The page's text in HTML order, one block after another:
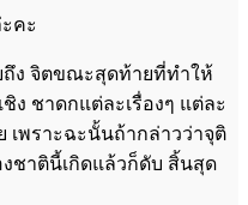
คะ
ง จิตขณะสุดท้ายที่ทำให้
ชาดกแต่ละเรื่องๆ แต่ละ
เพราะฉะนั้นถ้ากล่าวว่าจุติ
ชาตินี้เกิดแล้วก็ดับ สิ้นสุด